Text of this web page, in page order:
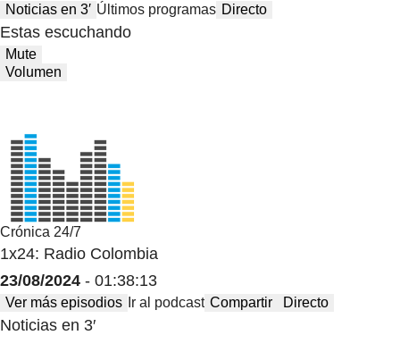
Noticias en 3′ Últimos programas Directo
Estas escuchando
Mute
Volumen
Crónica 24/7
1x24: Radio Colombia
23/08/2024 - 01:38:13
Ver más episodios Ir al podcast Compartir Directo
Noticias en 3′